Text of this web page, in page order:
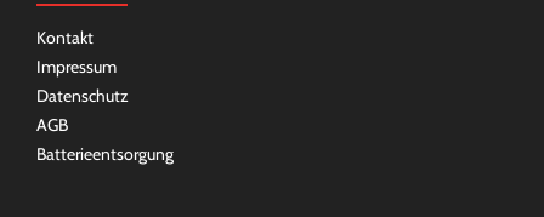
Kontakt
Impressum
Datenschutz
AGB
Batterieentsorgung